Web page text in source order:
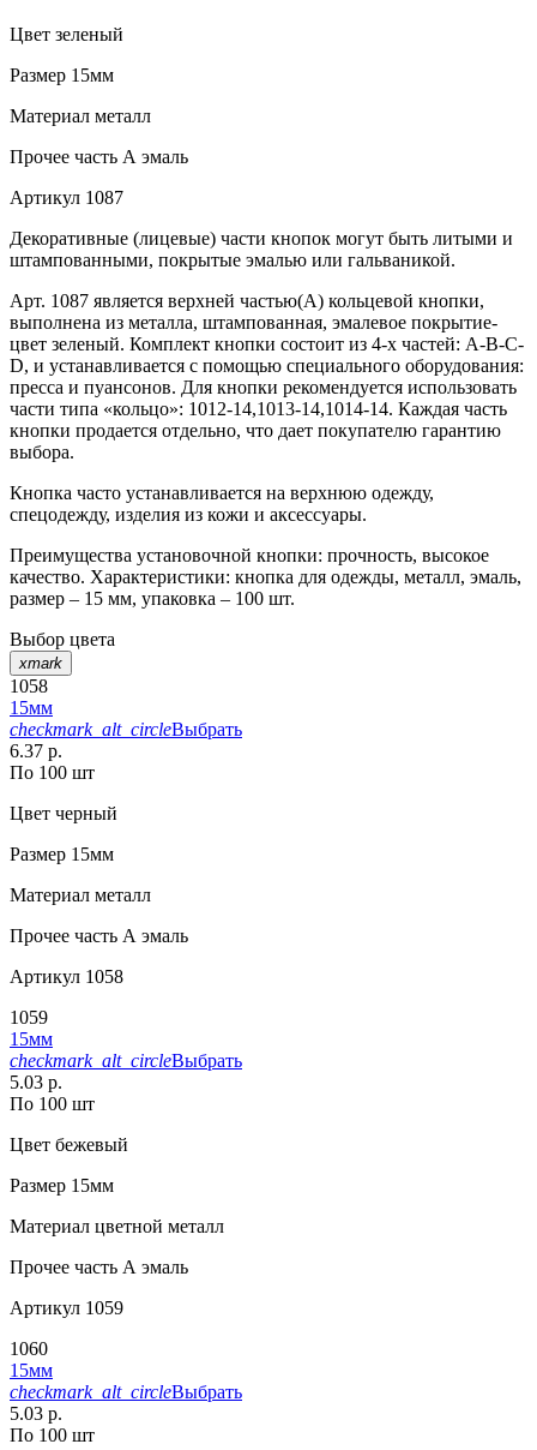
Цвет зеленый
Размер 15мм
Материал металл
Прочее часть А эмаль
Артикул 1087
Декоративные (лицевые) части кнопок могут быть литыми и
штампованными, покрытые эмалью или гальваникой.
Арт. 1087 является верхней частью(А) кольцевой кнопки,
выполнена из металла, штампованная, эмалевое покрытие-
цвет зеленый. Комплект кнопки состоит из 4-х частей: А-В-С-
D, и устанавливается с помощью специального оборудования:
пресса и пуансонов. Для кнопки рекомендуется использовать
части типа «кольцо»: 1012-14,1013-14,1014-14. Каждая часть
кнопки продается отдельно, что дает покупателю гарантию
выбора.
Кнопка часто устанавливается на верхнюю одежду,
спецодежду, изделия из кожи и аксессуары.
Преимущества установочной кнопки: прочность, высокое
качество. Характеристики: кнопка для одежды, металл, эмаль,
размер – 15 мм, упаковка – 100 шт.
Выбор цвета
xmark
1058
15мм
checkmark_alt_circleВыбрать
6.37 р.
По 100 шт
Цвет черный
Размер 15мм
Материал металл
Прочее часть А эмаль
Артикул 1058
1059
15мм
checkmark_alt_circleВыбрать
5.03 р.
По 100 шт
Цвет бежевый
Размер 15мм
Материал цветной металл
Прочее часть А эмаль
Артикул 1059
1060
15мм
checkmark_alt_circleВыбрать
5.03 р.
По 100 шт